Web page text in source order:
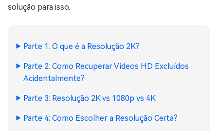
solução para isso.
Parte 1: O que é a Resolução 2K?
Parte 2: Como Recuperar Vídeos HD Excluídos
Acidentalmente?
Parte 3: Resolução 2K vs 1080p vs 4K
Parte 4: Como Escolher a Resolução Certa?